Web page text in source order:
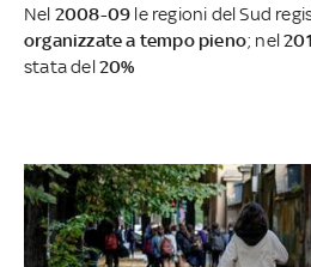
Nel 2008-09 le regioni del Sud
organizzate a tempo pieno; nel
stata del20%